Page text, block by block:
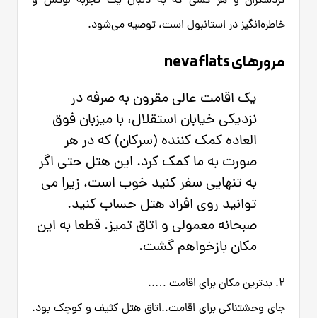
خاطره‌انگیز در استانبول است، توصیه می‌شود.
مرورهای neva flats
یک اقامت عالی مقرون به صرفه در
نزدیکی خیابان استقلال، با میزبان فوق
العاده کمک کننده (سرکان) که در هر
صورت به ما کمک کرد. این هتل حتی اگر
به تنهایی سفر کنید خوب است، زیرا می
توانید روی افراد هتل حساب کنید.
صبحانه معمولی و اتاق تمیز. قطعا به این
مکان بازخواهم گشت.
2. بدترین مکان برای اقامت …..
جای وحشتناکی برای اقامت..اتاق هتل کثیف و کوچک بود.